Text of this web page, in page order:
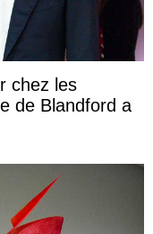
chez les
de Blandford a